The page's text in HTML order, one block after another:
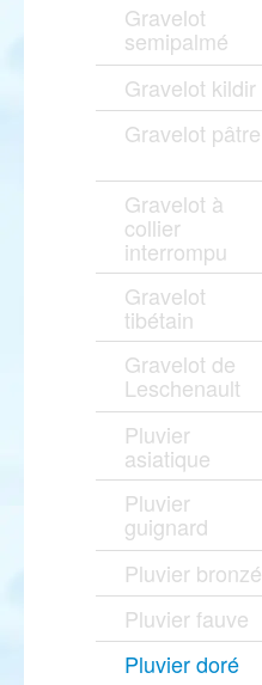
Gravelot
semipalmé
Gravelot kildir
Gravelot pâtre
Gravelot à
collier
interrompu
Gravelot
tibétain
Gravelot de
Leschenault
Pluvier
asiatique
Pluvier
guignard
Pluvier bronzé
Pluvier fauve
Pluvier doré